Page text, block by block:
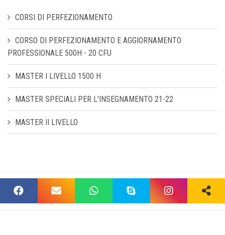
CORSI DI PERFEZIONAMENTO
CORSO DI PERFEZIONAMENTO E AGGIORNAMENTO
PROFESSIONALE 500H - 20 CFU
MASTER I LIVELLO 1500 H
MASTER SPECIALI PER L'INSEGNAMENTO 21-22
MASTER II LIVELLO